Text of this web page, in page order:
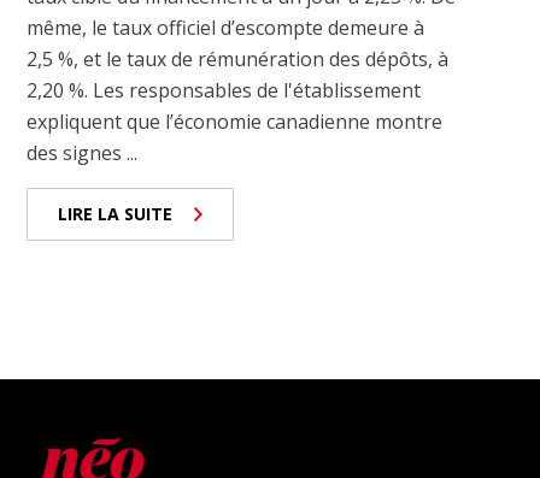
même, le taux officiel d’escompte demeure à
2,5 %, et le taux de rémunération des dépôts, à
2,20 %. Les responsables de l'établissement
expliquent que l’économie canadienne montre
des signes ...
LIRE LA SUITE